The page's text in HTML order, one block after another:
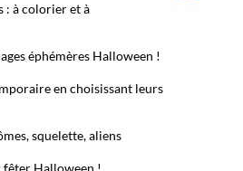
: à colorier et à
éphémères Halloween !
en choisissant leurs
squelette, aliens
fêter Halloween !